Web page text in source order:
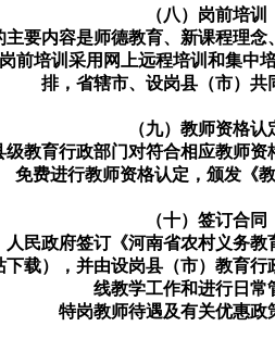
（八）岗前培训
要内容是师德教育、新课程理
前培训采用网上远程培训和集中
排，省辖市、设岗县（市）共
（九）教师资格认
教育行政部门对符合相应教师
免费进行教师资格认定，颁发《
（十）签订合同
民政府签订《河南省农村义务
载），并由设岗县（市）教育
线教学工作和进行日常
特岗教师待遇及有关优惠政